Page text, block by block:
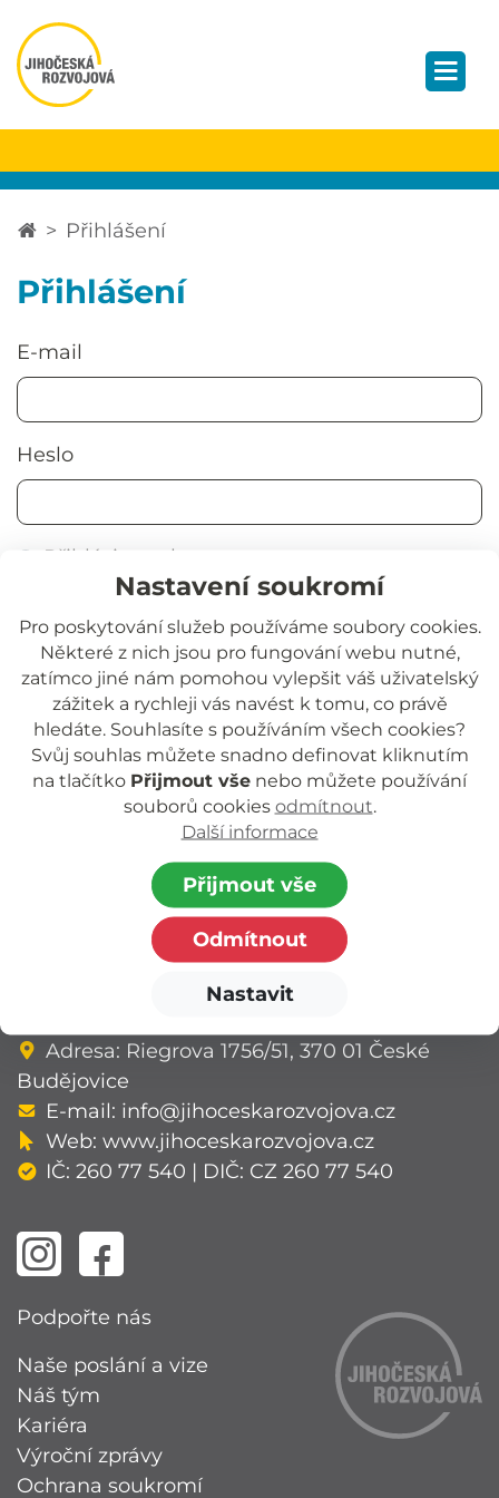
Nastavení soukromí
Pro poskytování služeb používáme soubory cookies.
Některé z nich jsou pro fungování webu nutné,
zatímco jiné nám pomohou vylepšit váš uživatelský
zážitek a rychleji vás navést k tomu, co právě
hledáte. Souhlasíte s používáním všech cookies?
Svůj souhlas můžete snadno definovat kliknutím
na tlačítko Přijmout vše nebo můžete používání
souborů cookies odmítnout.
Další informace
Přijmout vše
Odmítnout
Nastavit
Přihlášení
Přihlášení
E-mail
Heslo
Přihlásit trvale
Zapomněli jste heslo?
Jihočeská rozvojová o.p.s.
nezisková organizace poskytující podporu
dětem a rodinám.
Zapsaná v rejstříku o.p.s. vedeném Krajským
v Českých Budějovicích, oddíl O, vložka 94.
Adresa: Riegrova 1756/51, 370 01 České
Budějovice
E-mail: info@jihoceskarozvojova.cz
Web: www.jihoceskarozvojova.cz
IČ: 260 77 540 | DIČ: CZ 260 77 540
Podpořte nás
Naše poslání a vize
Náš tým
Kariéra
Výroční zprávy
Ochrana soukromí